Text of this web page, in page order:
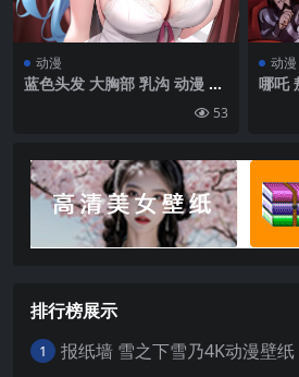
动漫
蓝色头发 大胸部 乳沟 动漫 动
展示 脸红 马女孩 尾巴 连衣裙
eme） 紫色眼睛|2537×4049
53
动漫
哪吒
排行榜展示
1 报纸墙 雪之下雪乃4K动漫壁纸